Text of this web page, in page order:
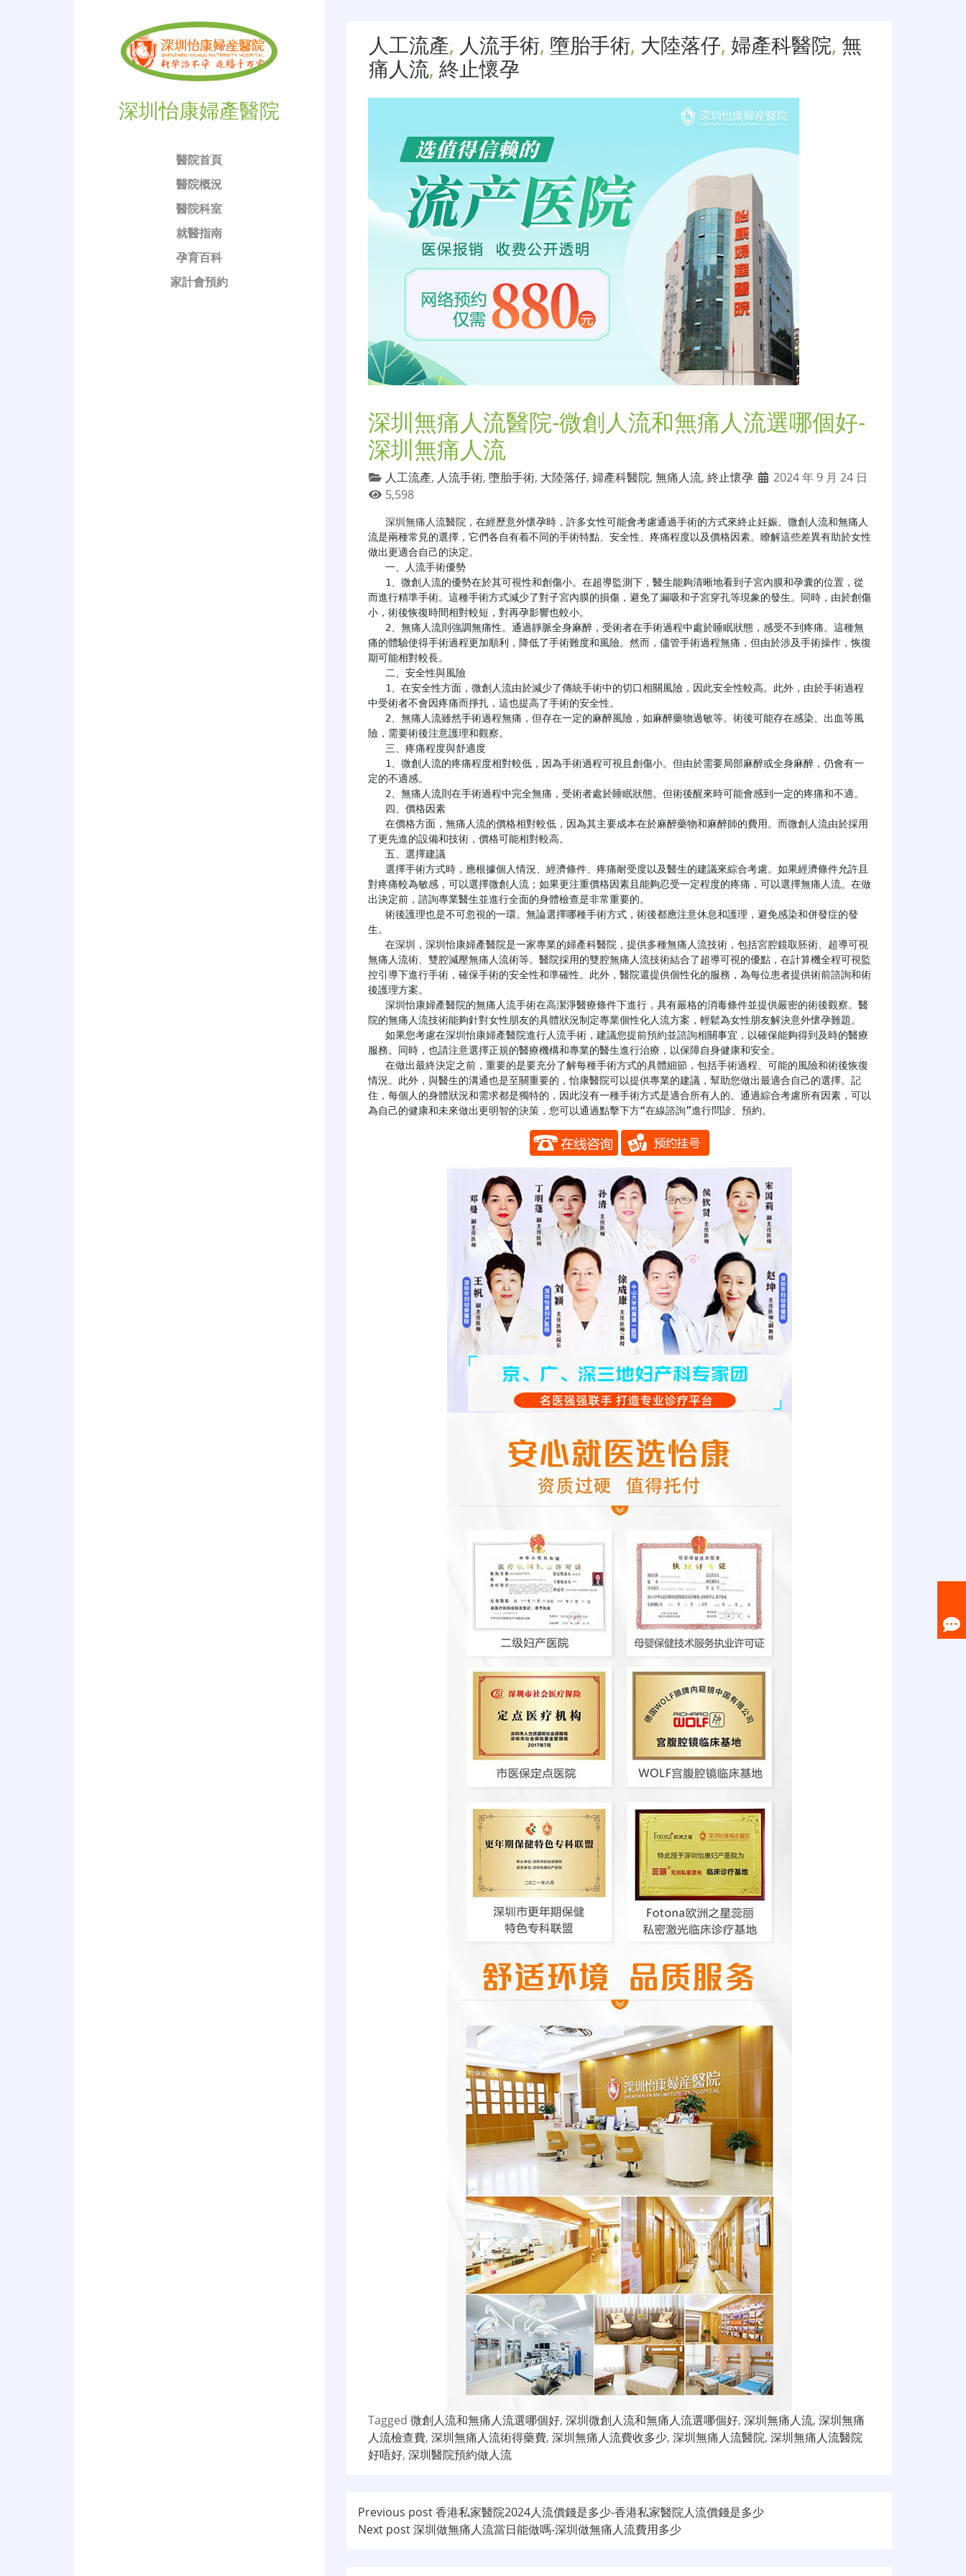
深圳怡康婦產醫院
醫院首頁
醫院概況
醫院科室
就醫指南
孕育百科
家計會預約
人工流產, 人流手術, 墮胎手術, 大陸落仔, 婦產科醫院, 無
痛人流, 終止懷孕
深圳無痛人流醫院-微創人流和無痛人流選哪個好-
深圳無痛人流
人工流產, 人流手術, 墮胎手術, 大陸落仔, 婦產科醫院, 無痛人流, 終止懷孕
2024 年 9 月 24 日
5,598
深圳無痛人流醫院 ，在經歷意外懷孕時，許多女性可能會考慮通過手術的方式來終止妊娠。微創人流和無痛人
流是兩種常見的選擇，它們各自有着不同的手術特點、安全性、疼痛程度以及價格因素。瞭解這些差異有助於女性
做出更適合自己的決定。
而進行精準手術。這種手術方式減少了對子宮內膜的損傷，避免了漏吸和子宮穿孔等現象的發生。同時，由於創傷
小，術後恢復時間相對較短，對再孕影響也較小。
痛的體驗使得手術過程更加順利，降低了手術難度和風險。然而，儘管手術過程無痛，但由於涉及手術操作，恢復
期可能相對較長。
中受術者不會因疼痛而掙扎，這也提高了手術的安全性。
險，需要術後注意護理和觀察。
定的不適感。
了更先進的設備和技術，價格可能相對較高。
對疼痛較為敏感，可以選擇微創人流；如果更注重價格因素且能夠忍受一定程度的疼痛，可以選擇無痛人流。在做
出決定前，諮詢專業醫生並進行全面的身體檢查是非常重要的。
生。
無痛人流術、雙腔減壓無痛人流術等。醫院採用的雙腔無痛人流技術結合了超導可視的優點，在計算機全程可視監
控引導下進行手術，確保手術的安全性和準確性。此外，醫院還提供個性化的服務，為每位患者提供術前諮詢和術
後護理方案。
院的無痛人流技術能夠針對女性朋友的具體狀況制定專業個性化人流方案，輕鬆為女性朋友解決意外懷孕難題。
服務。同時，也請注意選擇正規的醫療機構和專業的醫生進行治療，以保障自身健康和安全。
情況。此外，與醫生的溝通也是至關重要的，怡康醫院可以提供專業的建議，幫助您做出最適合自己的選擇。記
住，每個人的身體狀況和需求都是獨特的，因此沒有一種手術方式是適合所有人的。通過綜合考慮所有因素，可以
為自己的健康和未來做出更明智的決策，您可以通過點擊下方“在線諮詢”進行問診、預約。
Tagged 微創人流和無痛人流選哪個好, 深圳微創人流和無痛人流選哪個好, 深圳無痛人流, 深圳無痛
人流檢查費, 深圳無痛人流術得藥費, 深圳無痛人流費收多少, 深圳無痛人流醫院, 深圳無痛人流醫院
好唔好, 深圳醫院預約做人流
文
章
Previous post香港私家醫院2024人流價錢是多少-香港私家醫院人流價錢是多少
Next post深圳做無痛人流當日能做嗎-深圳做無痛人流費用多少